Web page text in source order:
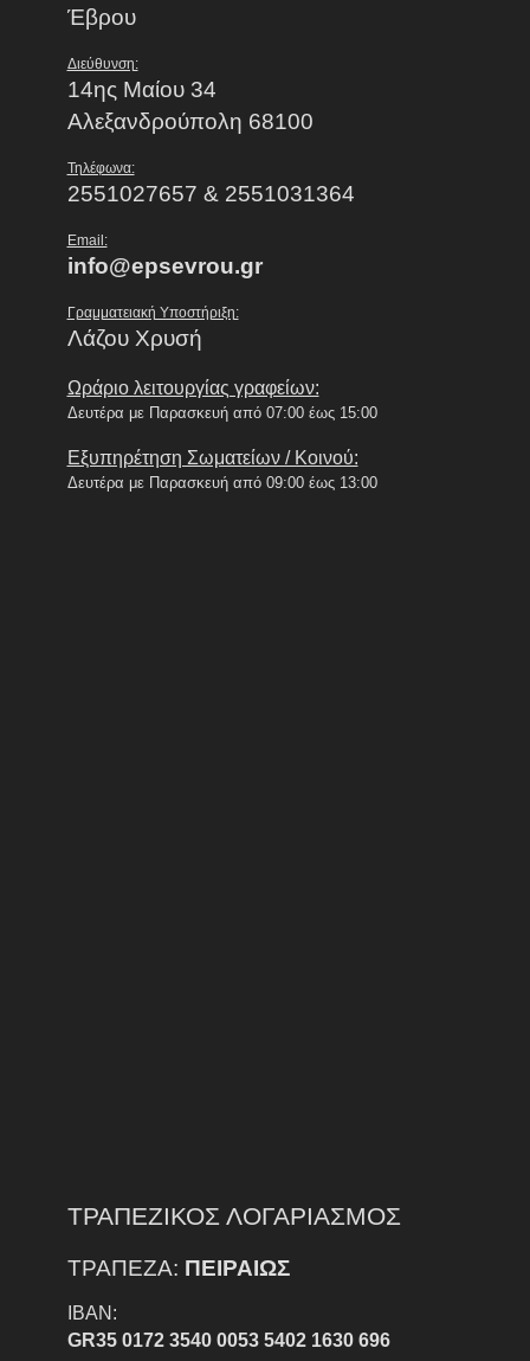
Έβρου
Διεύθυνση:
14ης Μαίου 34
Αλεξανδρούπολη 68100
Τηλέφωνα:
2551027657 & 2551031364
Email:
info@epsevrou.gr
Γραμματειακή Υποστήριξη:
Λάζου Χρυσή
Ωράριο λειτουργίας γραφείων:
Δευτέρα με Παρασκευή από 07:00 έως 15:00
Εξυπηρέτηση Σωματείων / Κοινού:
Δευτέρα με Παρασκευή από 09:00 έως 13:00
ΤΡΑΠΕΖΙΚΟΣ ΛΟΓΑΡΙΑΣΜΟΣ
ΤΡΑΠΕΖΑ: ΠΕΙΡΑΙΩΣ
IBAN:
GR35 0172 3540 0053 5402 1630 696